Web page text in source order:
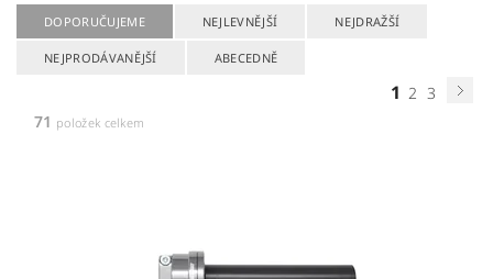
DOPORUČUJEME NEJLEVNĚJŠÍ NEJDRAŽŠÍ
NEJPRODÁVANĚJŠÍ ABECEDNĚ
1 2 3
71 položek celkem